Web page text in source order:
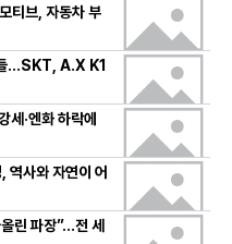
티브, 자동차 부
…SKT, A.X K1
·엔화 하락에
역사와 자연이 어
린 파장”…전 세